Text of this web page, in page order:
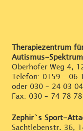
Therapiezentrum
Autismus-Spektrum
Oberhofer Weg 4,
Telefon: 0159 – 06
oder 030 – 24 03
Fax: 030 – 74 78
Zephir`s Sport-
Sachtlebenstr. 36,